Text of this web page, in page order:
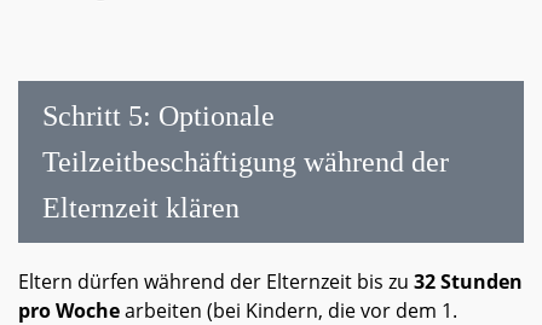
Schritt 5: Optionale
Teilzeitbeschäftigung während der
Elternzeit klären
Eltern dürfen während der Elternzeit bis zu 32 Stunden
pro Wochearbeiten (bei Kindern, die vor dem 1.